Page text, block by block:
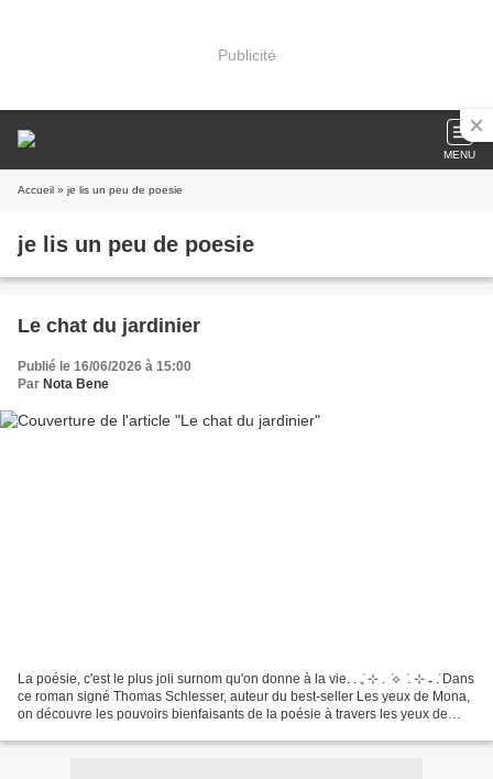
Publicité
MENU
Accueil » je lis un peu de poesie
je lis un peu de poesie
Le chat du jardinier
Publié le 16/06/2026 à 15:00
Par Nota Bene
La poésie, c'est le plus joli surnom qu'on donne à la vie. . ݁₊ ⊹ . ݁ ⟡ ݁ . ⊹ ₊ ݁. Dans
ce roman signé Thomas Schlesser, auteur du best-seller Les yeux de Mona,
on découvre les pouvoirs bienfaisants de la poésie à travers les yeux de